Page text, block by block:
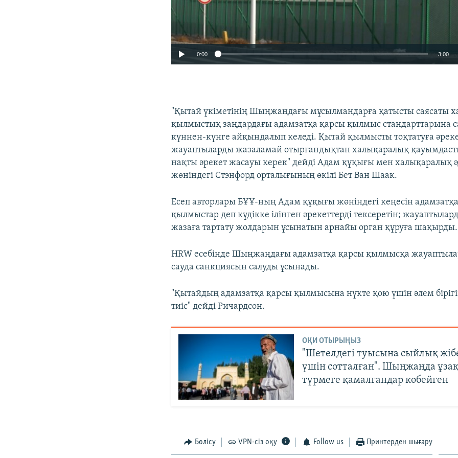
Auto 240p 360p 480p
720p 1080p
0:00 3:00
"Қытай үкіметінің Шыңжаңдағы мұсылмандарға қатысты саясаты
қылмыстық заңдардағы адамзатқа қарсы қылмыс стандарттарына
күннен-күнге айқындалып келеді. Қытай қылмысты тоқтатуға
жауаптыларды жазаламай отырғандықтан халықаралық
нақты әрекет жасауы керек" дейді Адам құқығы мен халықаралық
жөніндегі Стэнфорд орталығының өкілі Бет Ван Шаак.
Есеп авторлары БҰҰ-ның Адам құқығы жөніндегі кеңесін
қылмыстар деп күдікке ілінген әрекеттерді тексеретін;
жазаға тартату жолдарын ұсынатын арнайы орган құруға шақырды.
HRW есебінде Шыңжаңдағы адамзатқа қарсы қылмысқа
сауда санкциясын салуды ұсынады.
"Қытайдың адамзатқа қарсы қылмысына нүкте қою үшін әлем
тиіс" дейді Ричардсон.
ОҚИ ОТЫРЫҢЫЗ
"Шетелдегі туысына сыйлық
үшін сотталған". Шыңжаңда
түрмеге қамалғандар көбейген
Бөлісу VPN-сіз оқу Follow us Принтерден шығару